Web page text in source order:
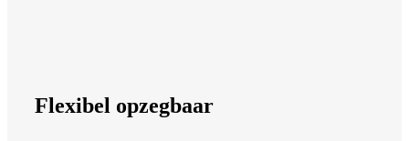
Flexibel opzegbaar